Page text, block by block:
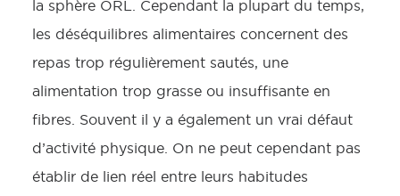
la sphère ORL. Cependant la plupart du temps,
les déséquilibres alimentaires concernent des
repas trop régulièrement sautés, une
alimentation trop grasse ou insuffisante en
fibres. Souvent il y a également un vrai défaut
d’activité physique. On ne peut cependant pas
établir de lien réel entre leurs habitudes